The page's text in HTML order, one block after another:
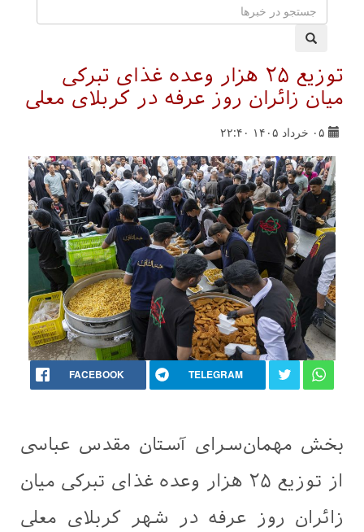
توزیع ۲۵ هزار وعده غذای تبرکی
میان زائران روز عرفه در کربلای معلی
۰۵ خرداد ۱۴۰۵ ۲۲:۴۰
FACEBOOK TELEGRAM
بخش مهمان‌سرای آستان مقدس عباسی
از توزیع ۲۵ هزار وعده غذای تبرکی میان
زائران روز عرفه در شهر کربلای معلی